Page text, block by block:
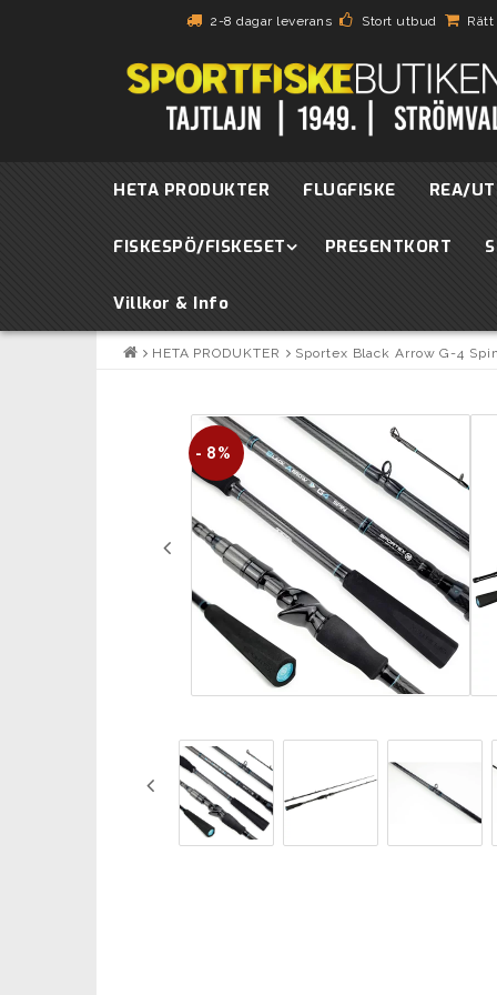
2-8 dagar leverans Stort utbud
HETA PRODUKTER FLUGFISKE REA/
FISKESPÖ/FISKESET PRESENTKORT
Villkor & Info
HETA PRODUKTER Sportex Black Arrow G-4 Spin
- 8%